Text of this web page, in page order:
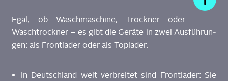
Egal, ob Wasch­ma­schi­ne, Trock­ner oder
Wasch­trock­ner – es gibt die Gerä­te in zwei Aus­füh­run­
gen: als Front­la­der oder als Toplader.
In Deutsch­land weit ver­brei­tet sind Front­la­der: Sie